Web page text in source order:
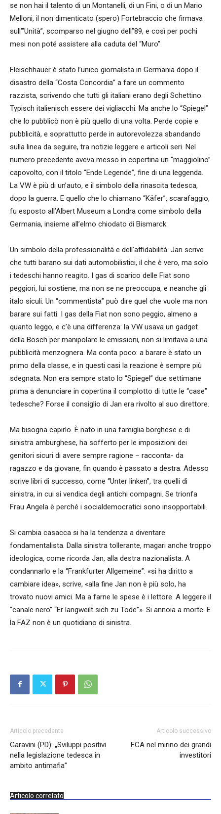
se non hai il talento di un Montanelli, di un Fini, o di un Mario
Melloni, il non dimenticato (spero) Fortebraccio che firmava
sull’”Unità”, scomparso nel giugno dell’’89, e così per pochi
mesi non poté assistere alla caduta del “Muro”.
Fleischhauer è stato l’unico giornalista in Germania dopo il
disastro della “Costa Concordia” a fare un commento
razzista, scrivendo che tutti gli italiani erano degli Schettino.
Typisch italienisch essere dei vigliacchi. Ma anche lo “Spiegel”
che lo pubblicò non è più quello di una volta. Perde copie e
pubblicità, e soprattutto perde in autorevolezza sbandando
sulla linea da seguire, tra notizie leggere e articoli seri. Nel
numero precedente aveva messo in copertina un “maggiolino”
capovolto, con il titolo “Ende Legende”, fine di una leggenda.
La VW è più di un’auto, e il simbolo della rinascita tedesca,
dopo la guerra. E quello che lo chiamano “Käfer”, scarafaggio,
fu esposto all’Albert Museum a Londra come simbolo della
Germania, insieme all’elmo chiodato di Bismarck.
Un simbolo della professionalità e dell’affidabilità. Jan scrive
che tutti barano sui dati automobilistici, il che è vero, ma solo
i tedeschi hanno reagito. I gas di scarico delle Fiat sono
peggiori, lui sostiene, ma non se ne preoccupa, e neanche gli
italo siculi. Un “commentista” può dire quel che vuole ma non
barare sui fatti. I gas della Fiat non sono peggio, almeno a
quanto leggo, e c’è una differenza: la VW usava un gadget
della Bosch per manipolare le emissioni, non si limitava a una
pubblicità menzognera. Ma conta poco: a barare è stato un
primo della classe, e in questi casi la reazione è sempre più
sdegnata. Non era sempre stato lo “Spiegel” due settimane
prima a denunciare in copertina il complotto di tutte le “case”
tedesche? Forse il consiglio di Jan era rivolto al suo direttore.
Ma bisogna capirlo. È nato in una famiglia borghese e di
sinistra amburghese, ha sofferto per le imposizioni dei
genitori sicuri di avere sempre ragione – racconta- da
ragazzo e da giovane, fin quando è passato a destra. Adesso
scrive libri di successo, come “Unter linken”, tra quelli di
sinistra, in cui si vendica degli antichi compagni. Se trionfa
Frau Angela è perché i socialdemocratici sono insopportabili.
Si cambia casacca si ha la tendenza a diventare
fondamentalista. Dalla sinistra tollerante, magari anche troppo
ideologica, come ricorda Jan, alla destra nazionalista. A
condannarlo e la “Frankfurter Allgemeine”: «si ha diritto a
cambiare idea», scrive, «alla fine Jan non è più solo, ha
trovato nuovi amici. Ma a farne le spese è i lettore. A leggere il
“canale nero” “Er langweilt sich zu Tode”». Si annoia a morte. E
la FAZ non è un quotidiano di sinistra.
Articolo precedente
Garavini (PD): „Sviluppi positivi
nella legislazione tedesca in
ambito antimafia”
Articolo successivo
FCA nel mirino dei grandi
investitori
Articolo correlato